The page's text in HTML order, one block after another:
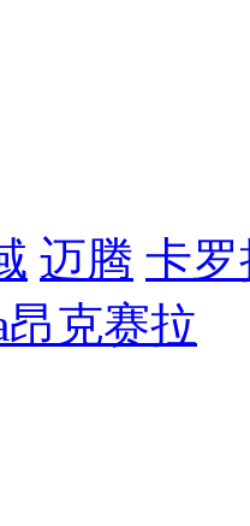
迈腾 卡罗
克赛拉